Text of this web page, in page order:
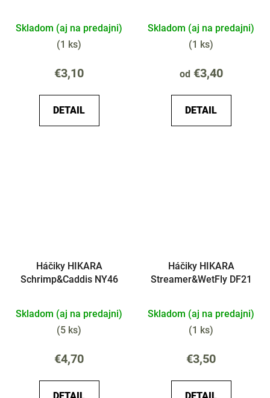
Skladom (aj na predajni)
(1 ks)
€3,10
DETAIL
Skladom (aj na predajni)
(1 ks)
od€3,40
DETAIL
Háčiky HIKARA
Schrimp&Caddis NY46
Skladom (aj na predajni)
(5 ks)
€4,70
DETAIL
Háčiky HIKARA
Streamer&WetFly DF21
Skladom (aj na predajni)
(1 ks)
€3,50
DETAIL